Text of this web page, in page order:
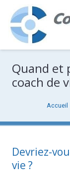
Quand et
coach de
Accueil
Devriez-
vie ?